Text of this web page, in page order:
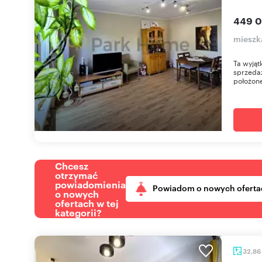
449
Ta
Chcesz
otrzymać
powiadomienia
o nowych
ofertach w tej
kategorii?
Powiadom o nowych
32,86